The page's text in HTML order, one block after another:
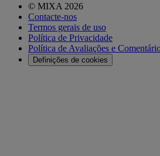
© MIXA 2026
Contacte-nos
Termos gerais de uso
Política de Privacidade
Política de Avaliações e
Definições de cookies